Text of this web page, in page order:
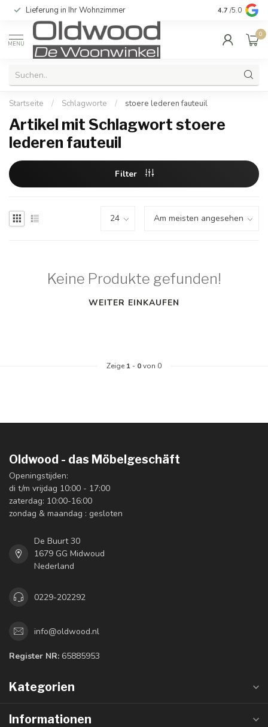
Lieferung in Ihr Wohnzimmer Qualität und
4.7 /5.0
MENU
0
Startseite / Schlagworte / stoere lederen fauteuil
Artikel mit Schlagwort stoere
lederen fauteuil
Filter
Keine Produkte gefunden!
WEITER EINKAUFEN
Zeige 1 - 0von 0
Oldwood - das Möbelgeschäft
Openingstijden:
di t/m vrijdag 10:00 - 17:00
zaterdag: 10:00-16:00
zondag & maandag : gesloten
De Buurt 30
1679 GG Midwoud
Nederland
0229-202292
info@oldwood.nl
Register NR: 65885953
Kategorien
Informationen